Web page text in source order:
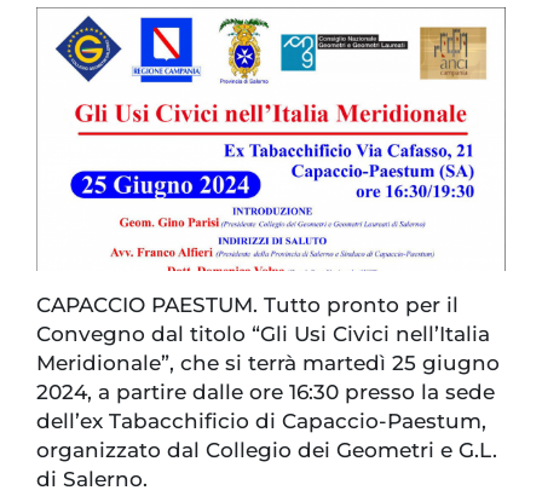
CAPACCIO PAESTUM. Tutto pronto per il
Convegno dal titolo “Gli Usi Civici nell’Italia
Meridionale”, che si terrà martedì 25 giugno
2024, a partire dalle ore 16:30 presso la sede
dell’ex Tabacchificio di Capaccio-Paestum,
organizzato dal Collegio dei Geometri e G.L.
di Salerno.